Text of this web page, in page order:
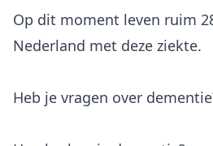
Op dit moment leven ruim
Nederland met deze ziekte.
Heb je vragen over